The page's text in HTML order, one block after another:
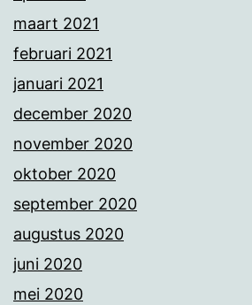
maart 2021
februari 2021
januari 2021
december 2020
november 2020
oktober 2020
september 2020
augustus 2020
juni 2020
mei 2020